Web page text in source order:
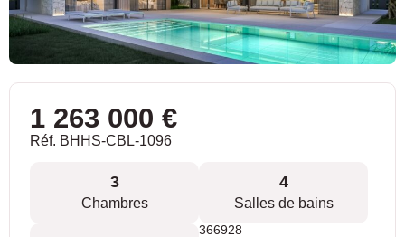
1 263 000 €
Réf. BHHS-CBL-1096
3
Chambres
4
Salles de bains
366928